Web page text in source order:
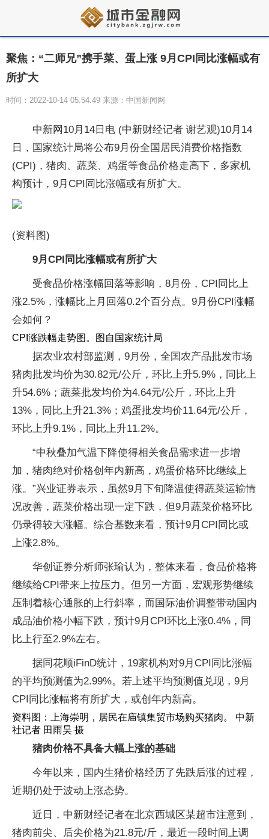
聚焦：“二师兄”携手菜、蛋上涨 9月CPI同比涨幅或有
所扩大
时间：2022-10-14 05:54:49 来源：中国新闻网
中新网10月14日电 (中新财经记者 谢艺观)10月14
日，国家统计局将公布9月份全国居民消费价格指数
(CPI)，猪肉、蔬菜、鸡蛋等食品价格走高下，多家机
构预计，9月CPI同比涨幅或有所扩大。
(资料图)
9月CPI同比涨幅或有所扩大
受食品价格涨幅回落等影响，8月份，CPI同比上
涨2.5%，涨幅比上月回落0.2个百分点。9月份CPI涨幅
会如何？
CPI涨跌幅走势图。图自国家统计局
据农业农村部监测，9月份，全国农产品批发市场
猪肉批发均价为30.82元/公斤，环比上升5.9%，同比上
升54.6%；蔬菜批发均价为4.64元/公斤，环比上升
13%，同比上升21.3%；鸡蛋批发均价11.64元/公斤，
环比上升9.1%，同比上升11.2%。
“中秋叠加气温下降使得相关食品需求进一步增
加，猪肉绝对价格创年内新高，鸡蛋价格环比继续上
涨。”兴业证券表示，虽然9月下旬降温使得蔬菜运输情
况改善，蔬菜价格出现一定下跌，但9月蔬菜价格环比
仍录得较大涨幅。综合基数来看，预计9月CPI同比或
上涨2.8%。
华创证券分析师张瑜认为，整体来看，食品价格将
继续给CPI带来上拉压力。但另一方面，宏观形势继续
压制着核心通胀的上行斜率，而国际油价调整带动国内
成品油价格小幅下跌，预计9月CPI环比上涨0.4%，同
比上行至2.9%左右。
据同花顺iFinD统计，19家机构对9月CPI同比涨幅
的平均预测值为2.99%。若上述平均预测值兑现，9月
CPI同比涨幅将有所扩大，或创年内新高。
资料图：上海崇明，居民在庙镇集贸市场购买猪肉。 中新
社记者 田雨昊 摄
猪肉价格不具备大幅上涨的基础
今年以来，国内生猪价格经历了先跌后涨的过程，
近期仍处于波动上涨态势。
近日，中新财经记者在北京西城区某超市注意到，
猪肉前尖、后尖价格为21.8元/斤，最近一段时间上调